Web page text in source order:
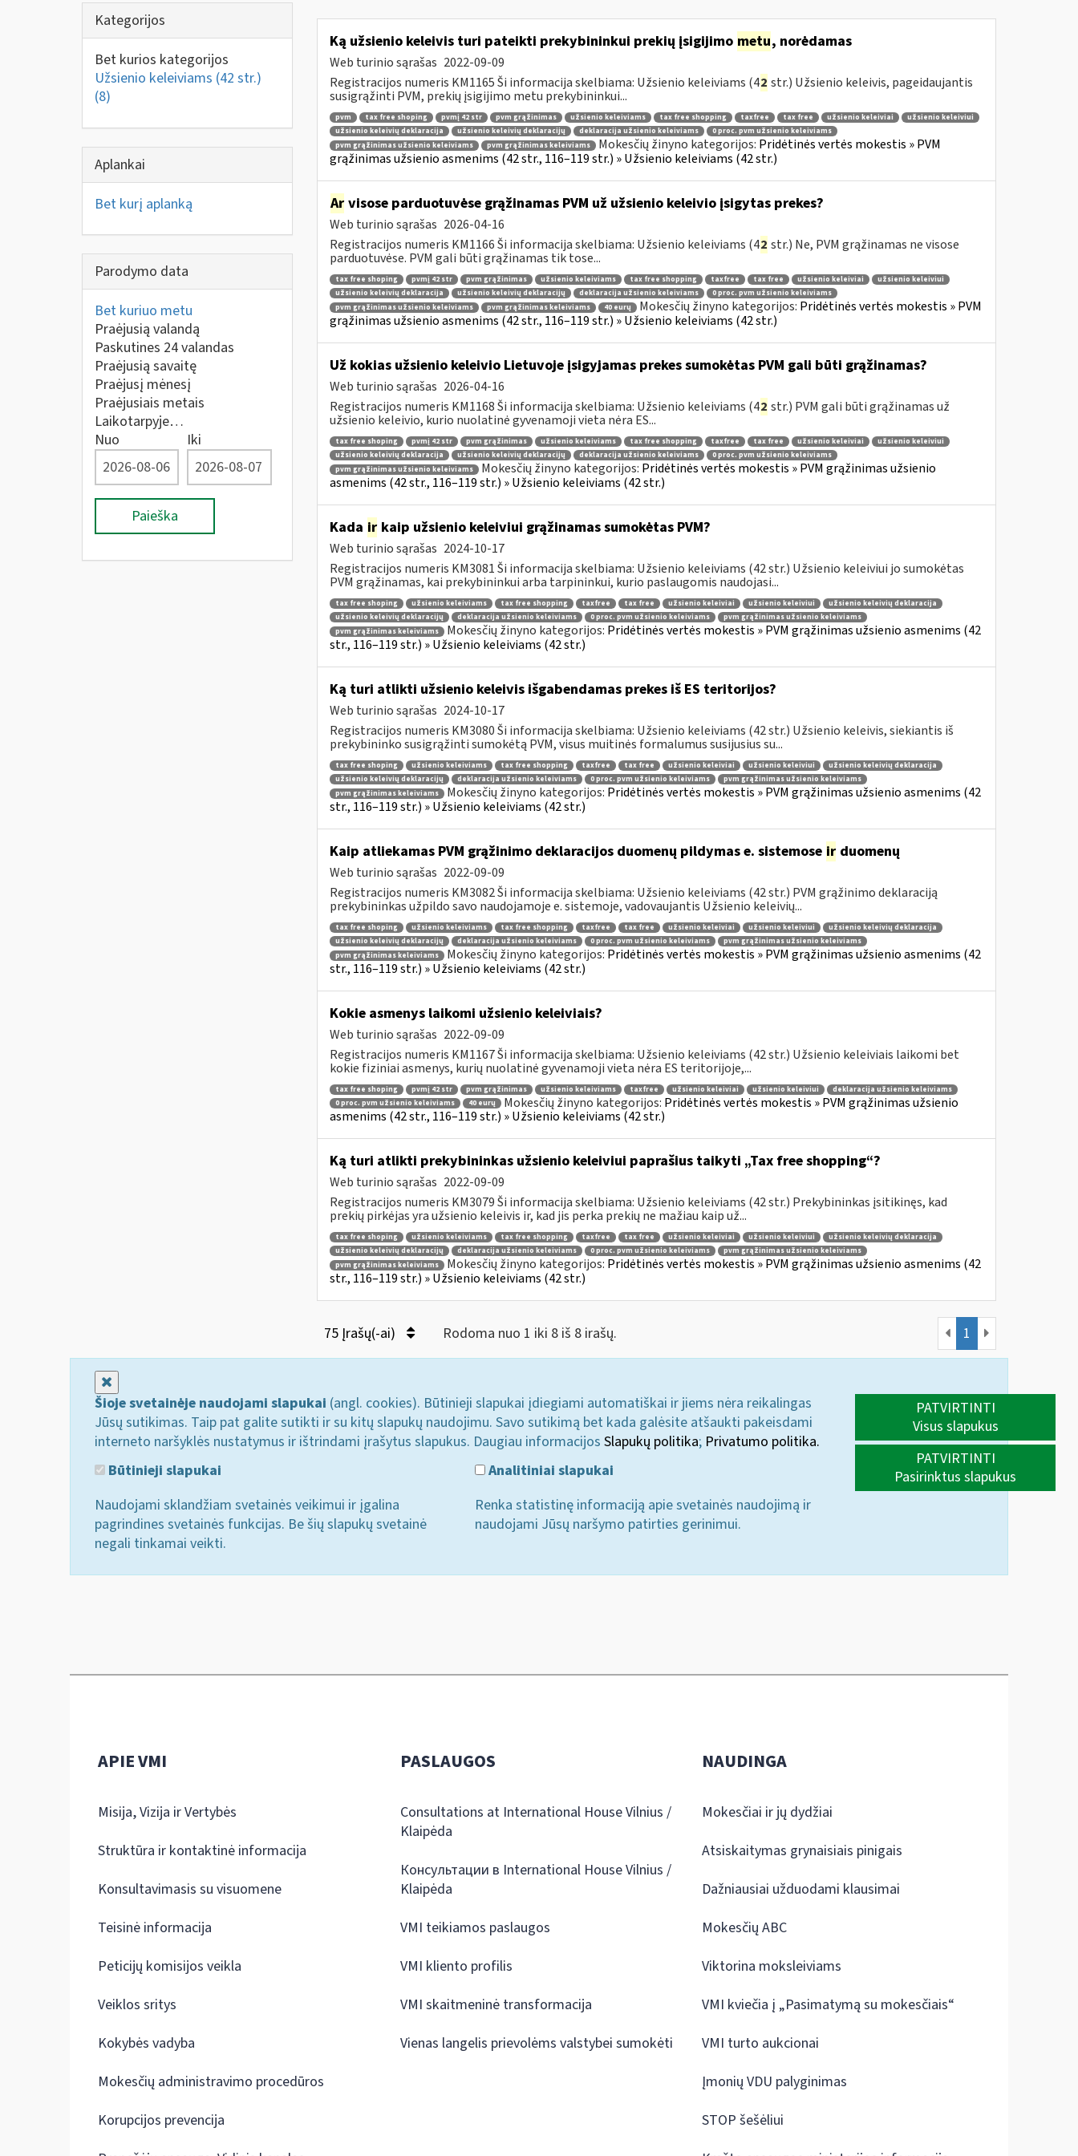
Kategorijos
Bet kurios kategorijos
Užsienio keleiviams (42 str.)
(8)
Aplankai
Bet kurį aplanką
Parodymo data
Bet kuriuo metu
Praėjusią valandą
Paskutines 24 valandas
Praėjusią savaitę
Praėjusį mėnesį
Praėjusiais metais
Laikotarpyje…
Nuo
Iki
Paieška
Ką užsienio keleivis turi pateikti prekybininkui prekių įsigijimo metu, norėdamas
Web turinio sąrašas 2022-09-09
Registracijos numeris KM1165 Ši informacija skelbiama: Užsienio keleiviams (42 str.) Užsienio keleivis, pageidaujantis
susigrąžinti PVM, prekių įsigijimo metu prekybininkui...
pvm tax free shoping pvmį 42 str pvm grąžinimas užsienio keleiviams tax free shopping taxfree tax free užsienio keleiviai
užsienio keleiviui
užsienio keleivių deklaracija
užsienio keleivių deklaracijų deklaracija užsienio keleiviams
0 proc. pvm užsienio keleiviams
pvm grąžinimas užsienio keleiviams
pvm grąžinimas keleiviams Mokesčių žinyno kategorijos: Pridėtinės vertės mokestis » PVM
grąžinimas užsienio asmenims (42 str., 116–119 str.) » Užsienio keleiviams (42 str.)
Arvisose parduotuvėse grąžinamas PVM už užsienio keleivio įsigytas prekes?
Web turinio sąrašas 2026-04-16
Registracijos numeris KM1166 Ši informacija skelbiama: Užsienio keleiviams (42 str.) Ne, PVM grąžinamas ne visose
parduotuvėse. PVM gali būti grąžinamas tik tose...
tax free shoping pvmį 42 str pvm grąžinimas užsienio keleiviams tax free shopping taxfree tax free užsienio keleiviai
užsienio keleiviui
užsienio keleivių deklaracija
užsienio keleivių deklaracijų deklaracija užsienio keleiviams
0 proc. pvm užsienio keleiviams
pvm grąžinimas užsienio keleiviams
pvm grąžinimas keleiviams 40 eurų Mokesčių žinyno kategorijos: Pridėtinės vertės mokestis » PVM
grąžinimas užsienio asmenims (42 str., 116–119 str.) » Užsienio keleiviams (42 str.)
Už kokias užsienio keleivio Lietuvoje įsigyjamas prekes sumokėtas PVM gali būti grąžinamas?
Web turinio sąrašas 2026-04-16
Registracijos numeris KM1168 Ši informacija skelbiama: Užsienio keleiviams (42 str.) PVM gali būti grąžinamas už
užsienio keleivio, kurio nuolatinė gyvenamoji vieta nėra ES...
tax free shoping pvmį 42 str pvm grąžinimas užsienio keleiviams tax free shopping taxfree tax free užsienio keleiviai
užsienio keleiviui
užsienio keleivių deklaracija
užsienio keleivių deklaracijų deklaracija užsienio keleiviams
0 proc. pvm užsienio keleiviams
pvm grąžinimas užsienio keleiviams
Mokesčių žinyno kategorijos: Pridėtinės vertės mokestis » PVM grąžinimas užsienio
asmenims (42 str., 116–119 str.) » Užsienio keleiviams (42 str.)
Kada irkaip užsienio keleiviui grąžinamas sumokėtas PVM?
Web turinio sąrašas 2024-10-17
Registracijos numeris KM3081 Ši informacija skelbiama: Užsienio keleiviams (42 str.) Užsienio keleiviui jo sumokėtas
PVM grąžinamas, kai prekybininkui arba tarpininkui, kurio paslaugomis naudojasi...
tax free shoping užsienio keleiviams tax free shopping taxfree tax free užsienio keleiviai užsienio keleiviui
užsienio keleivių deklaracija
užsienio keleivių deklaracijų
deklaracija užsienio keleiviams 0 proc. pvm užsienio keleiviams
pvm grąžinimas užsienio keleiviams
pvm grąžinimas keleiviams
Mokesčių žinyno kategorijos: Pridėtinės vertės mokestis » PVM grąžinimas užsienio asmenims (42
str., 116–119 str.) » Užsienio keleiviams (42 str.)
Ką turi atlikti užsienio keleivis išgabendamas prekes iš ES teritorijos?
Web turinio sąrašas 2024-10-17
Registracijos numeris KM3080 Ši informacija skelbiama: Užsienio keleiviams (42 str.) Užsienio keleivis, siekiantis iš
prekybininko susigrąžinti sumokėtą PVM, visus muitinės formalumus susijusius su...
tax free shoping užsienio keleiviams tax free shopping taxfree tax free užsienio keleiviai užsienio keleiviui
užsienio keleivių deklaracija
užsienio keleivių deklaracijų
deklaracija užsienio keleiviams 0 proc. pvm užsienio keleiviams
pvm grąžinimas užsienio keleiviams
pvm grąžinimas keleiviams
Mokesčių žinyno kategorijos: Pridėtinės vertės mokestis » PVM grąžinimas užsienio asmenims (42
str., 116–119 str.) » Užsienio keleiviams (42 str.)
Kaip atliekamas PVM grąžinimo deklaracijos duomenų pildymas e. sistemose irduomenų
Web turinio sąrašas 2022-09-09
Registracijos numeris KM3082 Ši informacija skelbiama: Užsienio keleiviams (42 str.) PVM grąžinimo deklaraciją
prekybininkas užpildo savo naudojamoje e. sistemoje, vadovaujantis Užsienio keleivių...
tax free shoping užsienio keleiviams tax free shopping taxfree tax free užsienio keleiviai užsienio keleiviui
užsienio keleivių deklaracija
užsienio keleivių deklaracijų
deklaracija užsienio keleiviams 0 proc. pvm užsienio keleiviams
pvm grąžinimas užsienio keleiviams
pvm grąžinimas keleiviams
Mokesčių žinyno kategorijos: Pridėtinės vertės mokestis » PVM grąžinimas užsienio asmenims (42
str., 116–119 str.) » Užsienio keleiviams (42 str.)
Kokie asmenys laikomi užsienio keleiviais?
Web turinio sąrašas 2022-09-09
Registracijos numeris KM1167 Ši informacija skelbiama: Užsienio keleiviams (42 str.) Užsienio keleiviais laikomi bet
kokie fiziniai asmenys, kurių nuolatinė gyvenamoji vieta nėra ES teritorijoje,...
tax free shoping pvmį 42 str pvm grąžinimas užsienio keleiviams taxfree užsienio keleiviai užsienio keleiviui
deklaracija užsienio keleiviams
0 proc. pvm užsienio keleiviams
40 eurų Mokesčių žinyno kategorijos: Pridėtinės vertės mokestis » PVM grąžinimas užsienio
asmenims (42 str., 116–119 str.) » Užsienio keleiviams (42 str.)
Ką turi atlikti prekybininkas užsienio keleiviui paprašius taikyti „Tax free shopping“?
Web turinio sąrašas 2022-09-09
Registracijos numeris KM3079 Ši informacija skelbiama: Užsienio keleiviams (42 str.) Prekybininkas įsitikinęs, kad
prekių pirkėjas yra užsienio keleivis ir, kad jis perka prekių ne mažiau kaip už...
tax free shoping užsienio keleiviams tax free shopping taxfree tax free užsienio keleiviai užsienio keleiviui
užsienio keleivių deklaracija
užsienio keleivių deklaracijų
deklaracija užsienio keleiviams 0 proc. pvm užsienio keleiviams
pvm grąžinimas užsienio keleiviams
pvm grąžinimas keleiviams
Mokesčių žinyno kategorijos: Pridėtinės vertės mokestis » PVM grąžinimas užsienio asmenims (42
str., 116–119 str.) » Užsienio keleiviams (42 str.)
75 Įrašų(-ai) Rodoma nuo 1 iki 8 iš 8 irašų. 1
Šioje svetainėje naudojami slapukai (angl. cookies). Būtinieji slapukai įdiegiami automatiškai ir jiems nėra reikalingas
Jūsų sutikimas. Taip pat galite sutikti ir su kitų slapukų naudojimu. Savo sutikimą bet kada galėsite atšaukti pakeisdami
interneto naršyklės nustatymus ir ištrindami įrašytus slapukus. Daugiau informacijos Slapukų politika; Privatumo politika.
Būtinieji slapukai
Naudojami sklandžiam svetainės veikimui ir įgalina
pagrindines svetainės funkcijas. Be šių slapukų svetainė
negali tinkamai veikti.
Analitiniai slapukai
Renka statistinę informaciją apie svetainės naudojimą ir
naudojami Jūsų naršymo patirties gerinimui.
PATVIRTINTI
Visus slapukus
PATVIRTINTI
Pasirinktus slapukus
APIE VMI
Misija, Vizija ir Vertybės
Struktūra ir kontaktinė informacija
Konsultavimasis su visuomene
Teisinė informacija
Peticijų komisijos veikla
Veiklos sritys
Kokybės vadyba
Mokesčių administravimo procedūros
Korupcijos prevencija
PASLAUGOS
Consultations at International House Vilnius /
Klaipėda
Консультации в International House Vilnius /
Klaipėda
VMI teikiamos paslaugos
VMI kliento profilis
VMI skaitmeninė transformacija
Vienas langelis prievolėms valstybei sumokėti
NAUDINGA
Mokesčiai ir jų dydžiai
Atsiskaitymas grynaisiais pinigais
Dažniausiai užduodami klausimai
Mokesčių ABC
Viktorina moksleiviams
VMI kviečia į „Pasimatymą su mokesčiais“
VMI turto aukcionai
Įmonių VDU palyginimas
STOP šešėliui